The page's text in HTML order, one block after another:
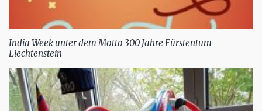
India Week unter dem Motto 300 Jahre Fürstentum
Liechtenstein